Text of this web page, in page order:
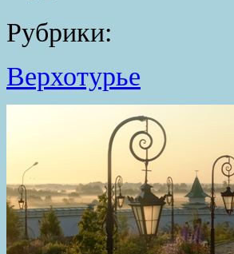
Рубрики:
Верхотурье